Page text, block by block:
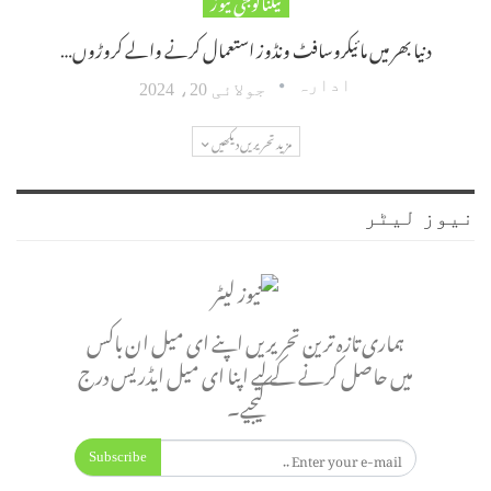
دنیا بھر میں مائیکروسافٹ ونڈوز استعمال کرنے والے کروڑوں…
ادارہ جولائی 20، 2024
مزید تحریریں دیکھیں
نیوز لیٹر
ہماری تازہ ترین تحریریں اپنے ای میل ان باکس
میں حاصل کرنے کے لیے اپنا ای میل ایڈریس درج
کیجیے۔
Subscribe